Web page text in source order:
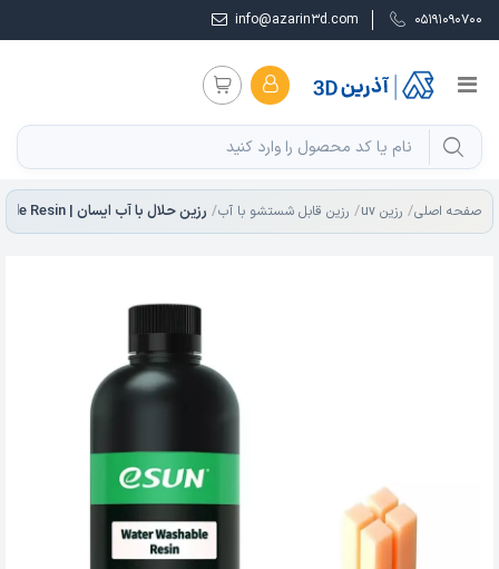
05191090700
info@azarin3d.com
صفحه اصلی رزین uv رزین قابل شستشو با آب